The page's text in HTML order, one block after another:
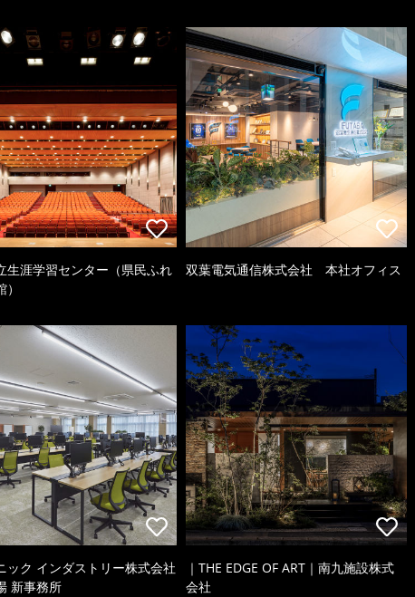
生涯学習センター（県民ふれ
双葉電気通信株式会社 本社オフィス
ック インダストリー株式会社
新事務所
｜THE EDGE OF ART｜南九施設株式
会社